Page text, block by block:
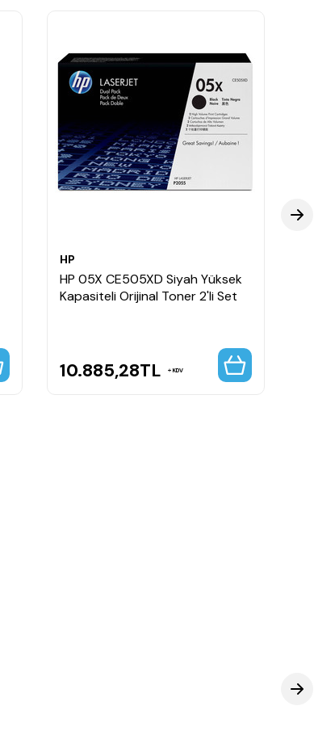
HP
HP 05X CE505XD Siyah Yüksek
Kapasiteli Orijinal Toner 2'li Set
10.885,28TL KDV